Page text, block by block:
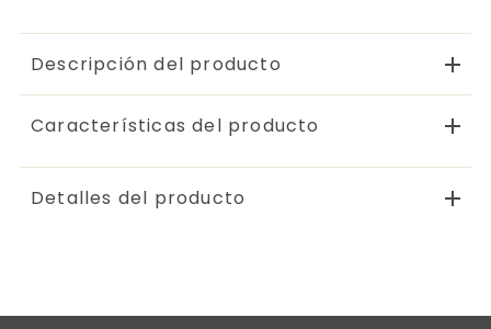
Descripción del producto
Características del producto
Detalles del producto